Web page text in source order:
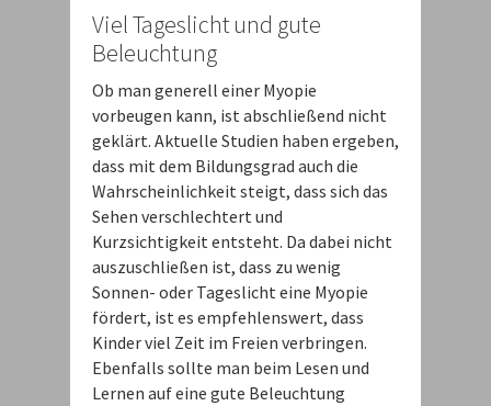
Viel Tageslicht und gute
Beleuchtung
Ob man generell einer Myopie
vorbeugen kann, ist abschließend nicht
geklärt. Aktuelle Studien haben ergeben,
dass mit dem Bildungsgrad auch die
Wahrscheinlichkeit steigt, dass sich das
Sehen verschlechtert und
Kurzsichtigkeit entsteht. Da dabei nicht
auszuschließen ist, dass zu wenig
Sonnen- oder Tageslicht eine Myopie
fördert, ist es empfehlenswert, dass
Kinder viel Zeit im Freien verbringen.
Ebenfalls sollte man beim Lesen und
Lernen auf eine gute Beleuchtung